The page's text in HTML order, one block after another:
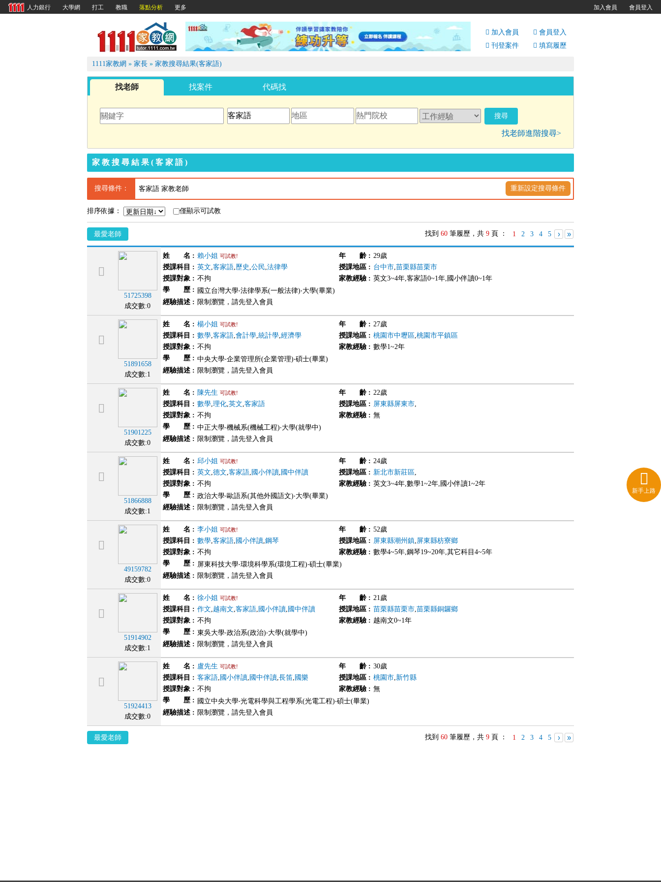
1111家教網
加入會員 會員登入
新手上路
刊登案件 填寫履歷
1111家教網 » 家長 » 家教搜尋結果(客家語)
找老師 找案件 代碼找
找老師進階搜尋>
家教搜尋結果(客家語)
搜尋條件： 客家語 家教老師 重新設定搜尋條件
排序依據： 僅顯示可試教
最愛老師 找到 60 筆履歷，共 9 頁 ： 1 2 3 4 5 › »
51725398
成交數:0
姓 名 : 賴小姐 可試教! 年 齡: 29歲
授課科目 : 英文,客家語,歷史 ,公民,法律學 授課地區: 台中市,苗栗縣苗栗市
授課對象 : 不拘 家教經驗: 英文3~4年,客家語0~1年,國小伴讀0~1年
學 歷 : 國立台灣大學‧法律學系(一般法律)‧大學(畢業)
經驗描述 : 限制瀏覽，請先登入會員
51891658
成交數:1
姓 名 : 楊小姐 可試教! 年 齡: 27歲
授課科目 : 數學,客家語,會計學,統計學,經濟學 授課地區: 桃園市中壢區,桃園市平鎮區
授課對象 : 不拘 家教經驗: 數學1~2年
學 歷 : 中央大學‧企業管理所(企業管理)‧碩士(畢業)
經驗描述 : 限制瀏覽，請先登入會員
51901225
成交數:0
姓 名 : 陳先生 可試教! 年 齡: 22歲
授課科目 : 數學,理化,英文,客家語 授課地區: 屏東縣屏東市,
授課對象 : 不拘 家教經驗: 無
學 歷 : 中正大學‧機械系(機械工程)‧大學(就學中)
經驗描述 : 限制瀏覽，請先登入會員
51866888
成交數:1
姓 名 : 邱小姐 可試教! 年 齡: 24歲
授課科目 : 英文,德文,客家語, 國小伴讀, 國中伴讀 授課地區: 新北市新莊區,
授課對象 : 不拘 家教經驗: 英文3~4年,數學1~2年,國小伴讀1~2年
學 歷 : 政治大學‧歐語系(其他外國語文)‧大學(畢業)
經驗描述 : 限制瀏覽，請先登入會員
49159782
成交數:0
姓 名 : 李小姐 可試教! 年 齡: 52歲
授課科目 : 數學,客家語, 國小伴讀,鋼琴 授課地區: 屏東縣潮州鎮,屏東縣枋寮鄉
授課對象 : 不拘 家教經驗: 數學4~5年,鋼琴19~20年,其它科目4~5年
學 歷 : 屏東科技大學‧環境科學系(環境工程)‧碩士(畢業)
經驗描述 : 限制瀏覽，請先登入會員
51914902
成交數:1
姓 名 : 徐小姐 可試教! 年 齡: 21歲
授課科目 : 作文,越南文,客家語, 國小伴讀, 國中伴讀 授課地區: 苗栗縣苗栗市,苗栗縣銅鑼鄉
授課對象 : 不拘 家教經驗: 越南文0~1年
學 歷 : 東吳大學‧政治系(政治)‧大學(就學中)
經驗描述 : 限制瀏覽，請先登入會員
51924413
成交數:0
姓 名 : 盧先生 可試教! 年 齡: 30歲
授課科目 : 客家語, 國小伴讀, 國中伴讀,長笛, 國樂 授課地區: 桃園市,新竹縣
授課對象 : 不拘 家教經驗: 無
學 歷 : 國立中央大學‧光電科學與工程學系(光電工程)‧碩士(畢業)
經驗描述 : 限制瀏覽，請先登入會員
最愛老師 找到 60 筆履歷，共 9 頁 ： 1 2 3 4 5 › »
人力銀行 大學網 打工 教職 落點分析 更多 加入會員 會員登入